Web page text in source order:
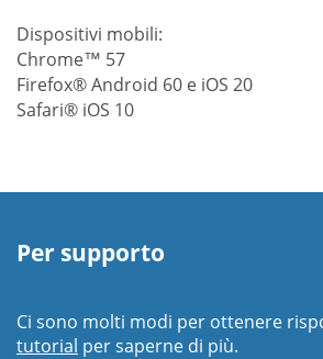
Dispositivi mobili:
Chrome™ 57
Firefox® Android 60 e iOS 20
Safari® iOS 10
Per supporto
Ci sono molti modi per ottenere
tutorial per saperne di più.